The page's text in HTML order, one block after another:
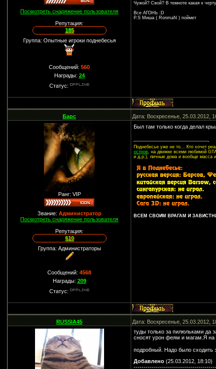
Посмотреть снаряжение пользователя
Репутация:
185
Группа: Опытные игроки поднебесья
Сообщений:560
Награды: 24
Статус:
Чужой? Свой? В темноте какая к
Все АГОНЬ :D
P.S Миша ( RonmaN ) поймет
Барс Дата: Воскресенье, 25.03.2012,
Ранг: VIP
Звание: Администратор
Посмотреть снаряжение пользователя
Репутация:
610
Группа: Администраторы
Сообщений:4568
Награды: 209
Статус:
Был там только когда делал
Поднебесье уже не то... Кто хочет
остров, на движке всеми любимой
и д.р.), личные дома и вообще масса
ВСЕМ СВОИМ ВРАГАМ И
RUSSIA45 Дата: Воскресенье, 25.03.2012,
туды только за пилюльками да
сносят урон феям и магам.Я на
подробный. Надо было сходить
Добавлено (25.03.2012, 18:10)